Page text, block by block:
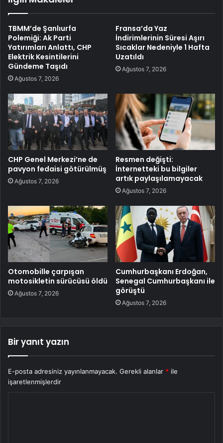
TBMM’de Şanlıurfa
Polemiği: Ak Parti
Yatırımları Anlattı, CHP
Elektrik Kesintilerini
Gündeme Taşıdı
Ağustos 7, 2026
Fransa’da Yaz
İndirimlerinin Süresi Aşırı
Sıcaklar Nedeniyle 1 Hafta
Uzatıldı
Ağustos 7, 2026
CHP Genel Merkezi’ne de
pavyon fedaisi götürülmüş
Ağustos 7, 2026
Resmen değişti:
İnternetteki bu bilgiler
artık paylaşılamayacak
Ağustos 7, 2026
Otomobille çarpışan
motosikletin sürücüsü öldü
Ağustos 7, 2026
Cumhurbaşkanı Erdoğan,
Senegal Cumhurbaşkanı ile
görüştü
Ağustos 7, 2026
Bir yanıt yazın
E-posta adresiniz yayınlanmayacak. Gerekli alanlar * ile
işaretlenmişlerdir